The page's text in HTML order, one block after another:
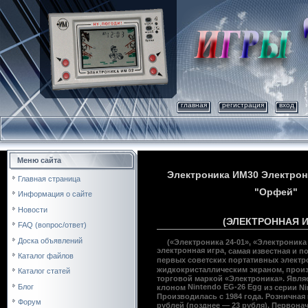
главная регистрация вход
Меню сайта
Главная страница
Информация о сайте
Новости
FAQ (вопрос/ответ)
Доска объявлений
Каталог файлов
Каталог статей
Блог
Форум
Электроника ИМ30
"Орфей"
(ЭЛЕКТРОННАЯ
(«Электроника 24-01»,
электронная игра, самая известная и
первых советских портативных
жидкокристаллическим экраном,
торговой маркой «Электроника».
клоном Nintendo EG-26 Egg из серии
Производилась с 1984 года. Розничная
рублей (позднее — 23 рубля).